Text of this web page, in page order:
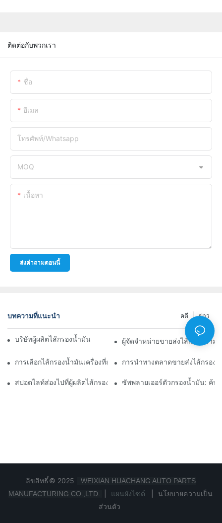
ติดต่อกับพวกเรา
ชื่อ
อีเมล
โทรศัพท์/whatsapp
MOQ
เนื้อหา
ส่งคำถามตอนนี้
บทความที่แนะนำ ข่าว
คดี
บริษัทผู้ผลิตไส้กรองน้ำมันชั้นนำ: ภาพรวมที่ครอบคลุม
ผู้จัดจำหน่ายขายส่งไส้กรองน้ำมั
การเลือกไส้กรองน้ำมันเครื่องที่ถูกต้องสำหรับรุ่นรถของคุณ: ข้อควร
การนำทางตลาดขายส่งไส้กรอง
สปอตไลท์ส่องไปที่ผู้ผลิตไส้กรองน้ำมันชั้นนำและนวัตกรรมของพวกเ
ซัพพลายเออร์ตัวกรองน้ำมัน: ค้
ลิขสิทธิ์© 2025
WEIXIAN HUACHANG AUTO PARTS
MANUFACTURING CO.,LTD.
แผนผังไซต์
นโยบายความเป็น
ส่วนตัว